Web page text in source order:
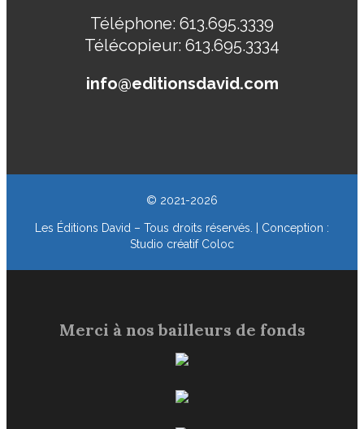
Téléphone: 613.695.3339
Télécopieur: 613.695.3334
info@editionsdavid.com
© 2021-2026
Les Éditions David – Tous droits réservés. | Conception :
Studio créatif Coloc
Merci à nos bailleurs de fonds